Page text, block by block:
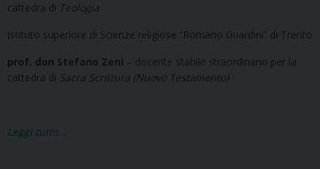
cattedra di Teologia
Istituto superiore di Scienze religiose “Romano Guardini” di Trento
prof. don Stefano Zeni – docente stabile straordinario per la
cattedra di Sacra Scrittura (Nuovo Testamento)
Leggi tutto…